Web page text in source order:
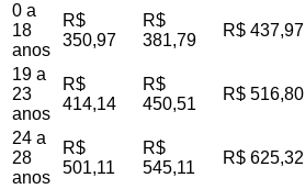
0 a
18
anos
R$
350,97
R$
381,79
R$ 437,97
19 a
23
anos
R$
414,14
R$
450,51
R$ 516,80
24 a
28
anos
R$
501,11
R$
545,11
R$ 625,32